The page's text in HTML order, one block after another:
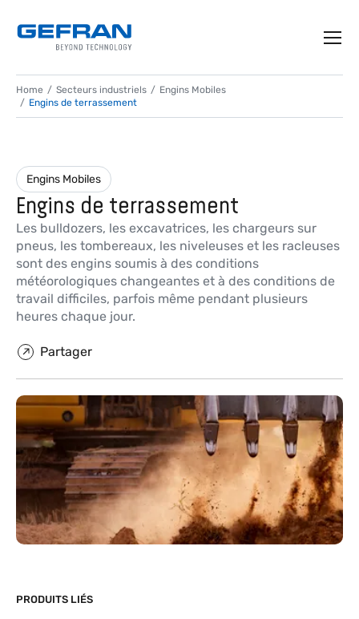
Home Secteurs industriels
Engins Mobiles
Engins de terrassement
Engins Mobiles
Engins de terrassement
Les bulldozers, les excavatrices, les chargeurs sur
pneus, les tombereaux, les niveleuses et les racleuses
sont des engins soumis à des conditions
météorologiques changeantes et à des conditions de
travail difficiles, parfois même pendant plusieurs
heures chaque jour.
Partager
PRODUITS LIÉS